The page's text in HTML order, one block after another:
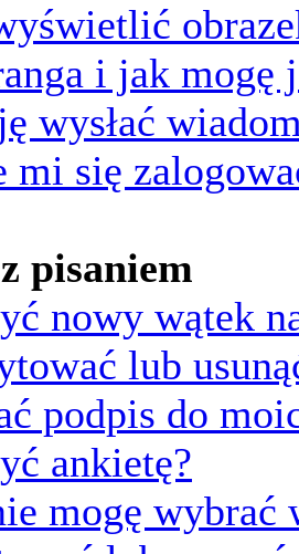
i jak mogę
wysłać
mi się
pisaniem
nowy wątek
lub
podpis do
ankietę?
mogę wybrać